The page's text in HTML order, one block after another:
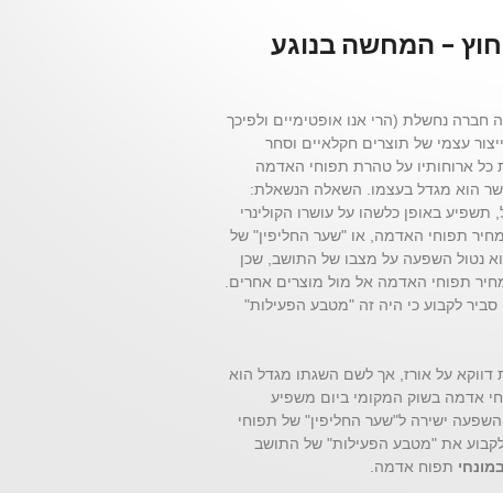
– המחשה בנוגע
חברה נחשלת (הרי אנו אופטימיים ולפיכך
עצמי של תוצרים חקלאיים וסחר
כל ארוחותיו על טהרת תפוחי האדמה
הוא מגדל בעצמו. השאלה הנשאלת:
באופן כלשהו על עושרו הקולינרי
מחיר תפוחי האדמה, או "שער החליפין" של
נטול השפעה על מצבו של התושב, שכן
תפוחי האדמה אל מול מוצרים אחרים.
סביר לקבוע כי היה זה "מטבע הפעילות"
על אורז, אך לשם השגתו מגדל הוא
אדמה בשוק המקומי ביום משפיע
ישירה ל"שער החליפין" של תפוחי
את "מטבע הפעילות" של התושב
תפוח אדמה.